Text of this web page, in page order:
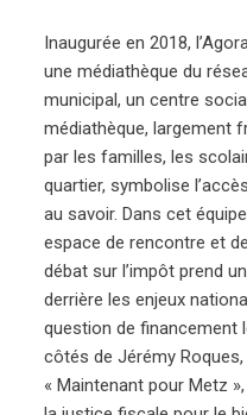
Inaugurée en 2018,
une médiathèque du
municipal, un centre
médiathèque, largement
par les familles, les
quartier, symbolise
au savoir. Dans cet
espace de rencontre et
débat sur l’impôt prend
derrière les enjeux
question de financement
côtés de Jérémy
« Maintenant pour Metz